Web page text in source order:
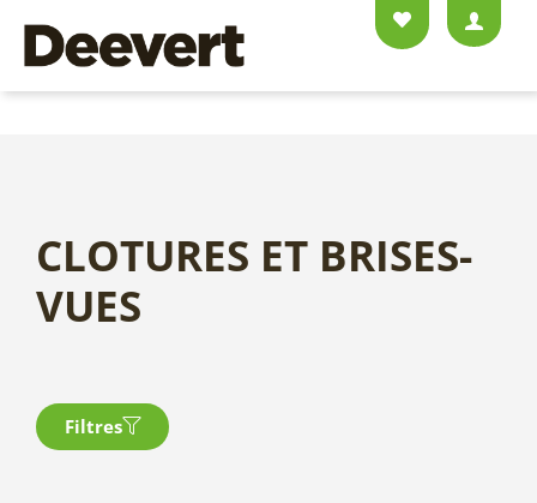
CLOTURES ET BRISES-
VUES
Filtres